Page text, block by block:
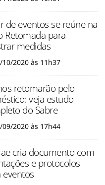
de eventos se reúne na
Retomada para
medidas
10/2020 às 11h37
retomarão pelo
veja estudo
do Sabre
09/2020 às 17h44
cria documento com
e protocolos
eventos